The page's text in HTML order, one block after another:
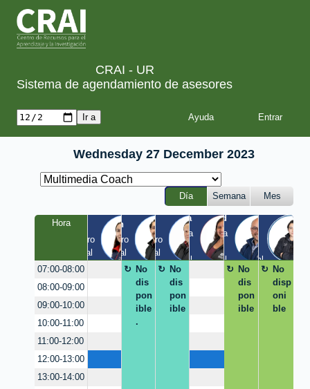
CRAI - UR
Sistema de agendamiento de asesores
Ayuda
Wednesday 27 December 2023
Día Semana Mes
HoraLaura
Claustro
/ Virtual
Milton
Claustro
/ Virtual
Diego
Claustro
/ Virtual
Tania
Quinta
/
Virtual
Yesid
Quinta
/
Virtual
Luis
EIC /
Virtual
07:00-08:00
No
dis
pon
ible
.
No
dis
pon
ible
No
dis
pon
ible
No
disp
oni
ble
08:00-09:00
09:00-10:00
10:00-11:00
11:00-12:00
12:00-13:00
13:00-14:00